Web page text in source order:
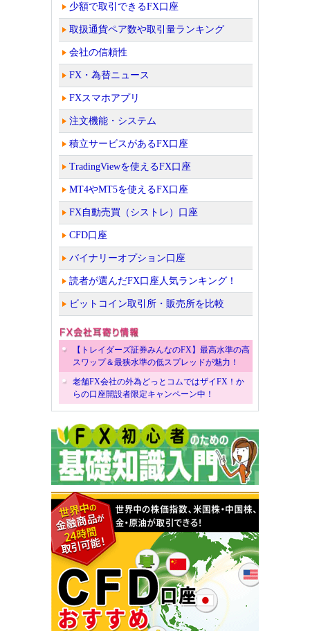
少額で取引できるFX口座
取扱通貨ペア数や取引量ランキング
会社の信頼性
FX・為替ニュース
FXスマホアプリ
注文機能・システム
積立サービスがあるFX口座
TradingViewを使えるFX口座
MT4やMT5を使えるFX口座
FX自動売買（シストレ）口座
CFD口座
バイナリーオプション口座
読者が選んだFX口座人気ランキング！
ビットコイン取引所・販売所を比較
【トレイダーズ証券みんなのFX】最高水準の高
スワップ＆最狭水準の低スプレッドが魅力！
老舗FX会社の外為どっとコムではザイFX！か
らの口座開設者限定キャンペーン中！